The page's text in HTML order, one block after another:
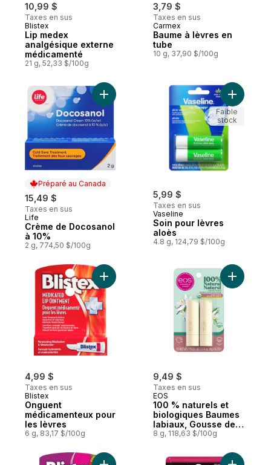
10,99 $
Taxes en sus
Blistex
Lip medex
analgésique externe
médicamenté
21 g, 52,33 $/100g
3,79 $
Taxes en sus
Carmex
Baume à lèvres en
tube
10 g, 37,90 $/100g
Préparé au Canada
15,49 $
Taxes en sus
Préparé au Canada
Life
Crème de Docosanol
à 10%
2 g, 774,50 $/100g
Ajouter Crème de Docosanol à 10% au
5,99 $
Taxes en sus
Vaseline
Soin pour lèvres
aloès
4.8 g, 124,79 $/100g
Ajouter
Faible
stock
4,99 $
Taxes en sus
Blistex
Onguent
médicamenteux pour
les lèvres
6 g, 83,17 $/100g
Ajouter Onguent médicamenteux pour
9,49 $
Taxes en sus
EOS
100 % naturels et
biologiques Baumes
labiaux, Gousse de
vanille
8 g, 118,63 $/100g
Ajouter